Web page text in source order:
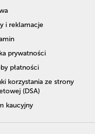
i reklamacje
prywatności
płatności
korzystania ze strony
(DSA)
kaucyjny